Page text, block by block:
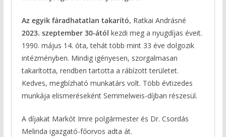
Az egyik fáradhatatlan takarító, Ratkai Andrásné
2023. szeptember 30-ától kezdi meg a nyugdíjas éveit.
1990. május 14. óta, tehát több mint 33 éve dolgozik
intézményben. Mindig igényesen, szorgalmasan
takarította, rendben tartotta a rábízott területet.
Kedves, megbízható munkatárs volt. Több évtizedes
munkája elismeréseként Semmelweis-díjban részesül.
A díjakat Markót Imre polgármester és Dr. Csordás
Melinda igazgató-főorvos adta át.